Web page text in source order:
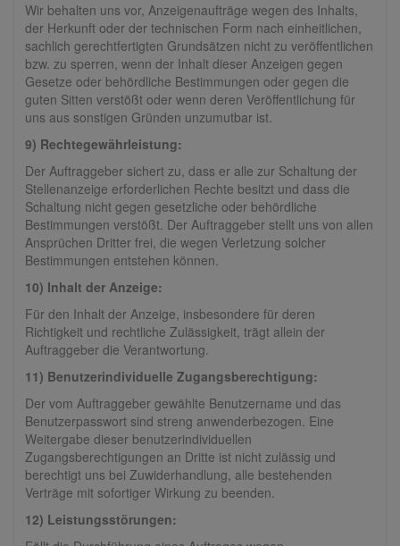
Wir behalten uns vor, Anzeigenaufträge wegen des Inhalts,
der Herkunft oder der technischen Form nach einheitlichen,
sachlich gerechtfertigten Grundsätzen nicht zu veröffentlichen
bzw. zu sperren, wenn der Inhalt dieser Anzeigen gegen
Gesetze oder behördliche Bestimmungen oder gegen die
guten Sitten verstößt oder wenn deren Veröffentlichung für
uns aus sonstigen Gründen unzumutbar ist.
9) Rechtegewährleistung:
Der Auftraggeber sichert zu, dass er alle zur Schaltung der
Stellenanzeige erforderlichen Rechte besitzt und dass die
Schaltung nicht gegen gesetzliche oder behördliche
Bestimmungen verstößt. Der Auftraggeber stellt uns von allen
Ansprüchen Dritter frei, die wegen Verletzung solcher
Bestimmungen entstehen können.
10) Inhalt der Anzeige:
Für den Inhalt der Anzeige, insbesondere für deren
Richtigkeit und rechtliche Zulässigkeit, trägt allein der
Auftraggeber die Verantwortung.
11) Benutzerindividuelle Zugangsberechtigung:
Der vom Auftraggeber gewählte Benutzername und das
Benutzerpasswort sind streng anwenderbezogen. Eine
Weitergabe dieser benutzerindividuellen
Zugangsberechtigungen an Dritte ist nicht zulässig und
berechtigt uns bei Zuwiderhandlung, alle bestehenden
Verträge mit sofortiger Wirkung zu beenden.
12) Leistungsstörungen: